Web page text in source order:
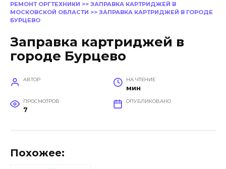
РЕМОНТ ОРГТЕХНИКИ >> ЗАПРАВКА КАРТРИДЖЕЙ В
МОСКОВСКОЙ ОБЛАСТИ >> ЗАПРАВКА КАРТРИДЖЕЙ В ГОРОДЕ
БУРЦЕВО
Заправка картриджей в
городе Бурцево
АВТОР НА ЧТЕНИЕ
мин
ПРОСМОТРОВ
7
ОПУБЛИКОВАНО
Похожее: